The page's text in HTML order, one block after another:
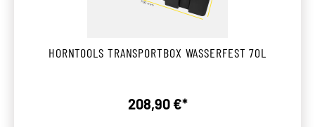
HORNTOOLS TRANSPORTBOX WASSERFEST 70L
Regulärer Preis:
208,90 €*